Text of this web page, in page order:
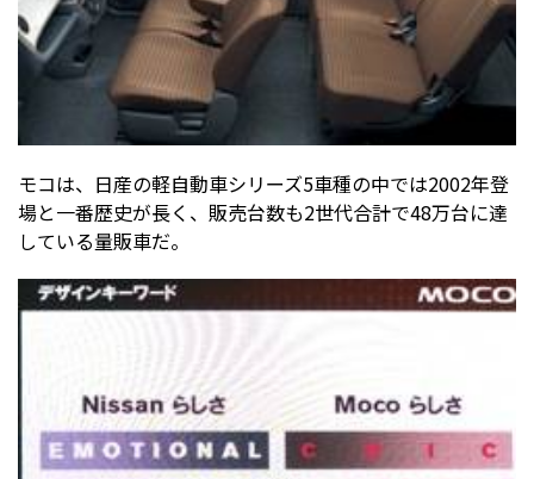
モコは、日産の軽自動車シリーズ5車種の中では2002年登
場と一番歴史が長く、販売台数も2世代合計で48万台に達
している量販車だ。